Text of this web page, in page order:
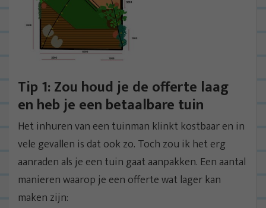
Tip 1: Zou houd je de offerte laag
en heb je een betaalbare tuin
Het inhuren van een tuinman klinkt kostbaar en in
vele gevallen is dat ook zo. Toch zou ik het erg
aanraden als je een tuin gaat aanpakken. Een aantal
manieren waarop je een offerte wat lager kan
maken zijn: